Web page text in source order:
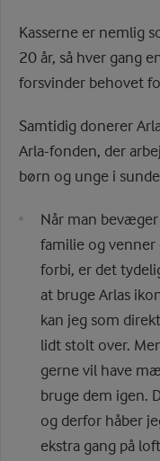
Kasserne er nemlig
20 år, så hver gang
forsvinder behovet
Samtidig donerer
Arla-fonden, der
børn og unge i
Når man
familie og venner
forbi, er det
at bruge Arlas
kan jeg som
lidt stolt over.
gerne vil have
bruge dem igen.
og derfor håber
ekstra gang på